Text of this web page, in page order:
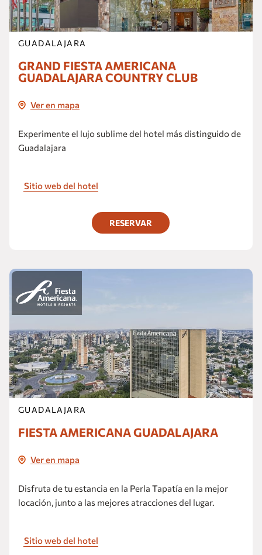
GUADALAJARA
GRAND FIESTA AMERICANA
GUADALAJARA COUNTRY CLUB
Ver en mapa
Experimente el lujo sublime del hotel más distinguido de
Guadalajara
Sitio web del hotel
RESERVAR
GUADALAJARA
FIESTA AMERICANA GUADALAJARA
Ver en mapa
Disfruta de tu estancia en la Perla Tapatía en la mejor
locación, junto a las mejores atracciones del lugar.
Sitio web del hotel